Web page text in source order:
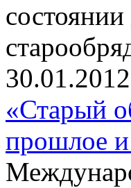
30.01.2012
«Старый
прошлое и